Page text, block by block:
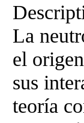
La
el
sus
teoría